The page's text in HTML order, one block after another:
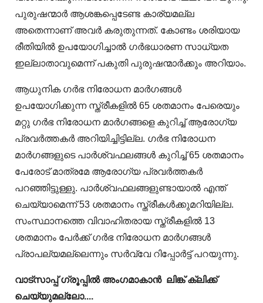
പുരുഷന്മാർ ആശങ്കപ്പെടേണ്ട കാര്യമല്ല
അതെന്നാണ് അവർ കരുതുന്നത്. കോണ്ടം ശരിയായ
രീതിയിൽ ഉപയോഗിച്ചാൽ ഗർഭധാരണ സാധ്യത
ഇല്ലാതാവുമെന്ന് പകുതി പുരുഷന്മാർക്കും അറിയാം.
ആധുനിക ഗർഭ നിരോധന മാർഗങ്ങൾ
ഉപയോഗിക്കുന്ന സ്ത്രീകളിൽ 65 ശതമാനം പേരെയും
മറ്റു ഗർഭ നിരോധന മാർഗങ്ങളെ കുറിച്ച് ആരോഗ്യ
പ്രവർത്തകർ അറിയിച്ചിട്ടില്ല. ഗർഭ നിരോധന
മാർഗങ്ങളുടെ പാർശ്വഫലങ്ങൾ കുറിച്ച് 65 ശതമാനം
പേരോട് മാത്രമേ ആരോഗ്യ പ്രവർത്തകർ
പറഞ്ഞിട്ടുള്ളു. പാർശ്വഫലങ്ങളുണ്ടായാൽ എന്ത്
ചെയ്യാമെന്ന് 53 ശതമാനം സ്ത്രീകൾക്കുമറിയില്ല.
സംസ്ഥാനത്തെ വിവാഹിതരായ സ്ത്രീകളിൽ 13
ശതമാനം പേർക്ക് ഗർഭ നിരോധന മാർഗങ്ങൾ
പ്രാപല്യമല്ലെന്നും സർവ്വേ റിപ്പോർട്ട് പറയുന്നു.
വാട്സാപ്പ് ഗ്രൂപ്പിൽ അംഗമാകാൻ ലിങ്ക് ക്ലിക്ക്
ചെയ്യുമല്ലോ....